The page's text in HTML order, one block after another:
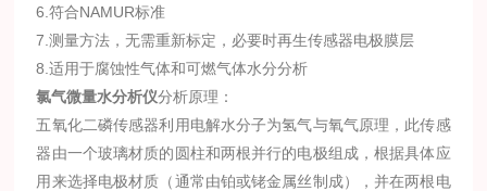
6.符合NAMUR标准
7.测量方法，无需重新标定，必要时再生传感器电极膜层
8.适用于腐蚀性气体和可燃气体水分分析
氯气微量水分析仪分析原理：
五氧化二磷传感器利用电解水分子为氢气与氧气原理，此传感
器由一个玻璃材质的圆柱和两根并行的电极组成，根据具体应
用来选择电极材质（通常由铂或铑金属丝制成），并在两根电